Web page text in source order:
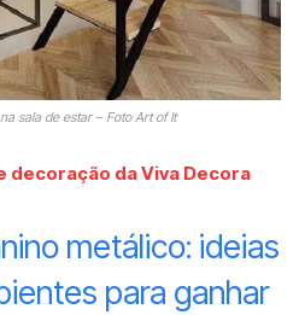
sala de estar – Foto Art of It
decoração da Viva Decora
metálico: ideias
para ganhar